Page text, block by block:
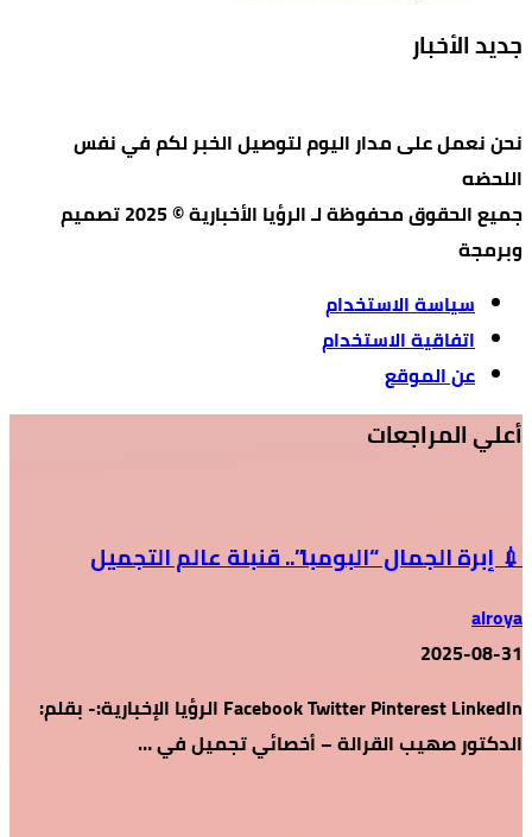
جديد الأخبار
نحن نعمل على مدار اليوم لتوصيل الخبر لكم في نفس
اللحضه
جميع الحقوق محفوظة لـ الرؤيا الأخبارية © 2025 تصميم
وبرمجة
سياسة الاستخدام
اتفاقية الاستخدام
عن الموقع
أعلي المراجعات
💉 إبرة الجمال “البومبا”.. قنبلة عالم التجميل
alroya
2025-08-31
Facebook Twitter Pinterest LinkedIn الرؤيا الإخبارية:- بقلم:
الدكتور صهيب القرالة – أخصائي تجميل في …